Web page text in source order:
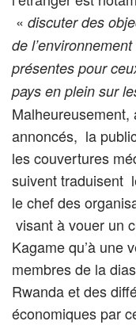
« discuter des
de
présentes pour
pays en plein sur
annoncés, la
les couvertures
suivent traduisent
le chef des
visant à vouer un
Kagame qu’à une
membres de la
Rwanda et des
économiques par